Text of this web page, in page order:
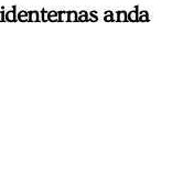
anda